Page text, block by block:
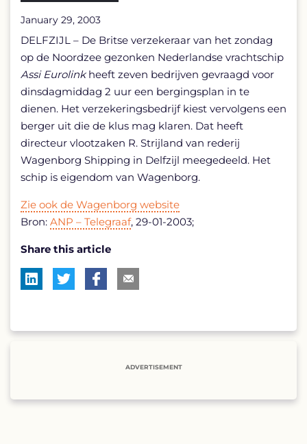
January 29, 2003
DELFZIJL – De Britse verzekeraar van het zondag
op de Noordzee gezonken Nederlandse vrachtschip
AssiEurolinkheeft zeven bedrijven gevraagd voor
dinsdagmiddag 2 uur een bergingsplan in te
dienen. Het verzekeringsbedrijf kiest vervolgens een
berger uit die de klus mag klaren. Dat heeft
directeur vlootzaken R. Strijland van rederij
Wagenborg Shipping in Delfzijl meegedeeld. Het
schip is eigendom van Wagenborg.
Zie ook de Wagenborg website
Bron: ANP – Telegraaf, 29-01-2003;
Share this article
ADVERTISEMENT